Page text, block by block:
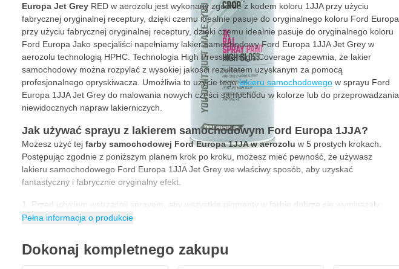
Europa Jet Grey RED w aerozolu jest wykonany zgodnie z kodem koloru 1JJA przy użyciu
fabrycznej oryginalnej receptury, dzięki czemu idealnie pasuje do oryginalnego koloru Ford Europa
przy użyciu fabrycznej oryginalnej receptury, dzięki czemu idealnie pasuje do oryginalnego koloru
Ford Europa Jako specjaliści napełniamy lakier samochodowy Ford Europa 1JJA Jet Grey w
aerozolu technologią HPHC. Technologia High Pressure High Coverage zapewnia, że lakier
samochodowy można rozpylać z wysokiej jakości rezultatem uzyskanym za pomocą
profesjonalnego opryskiwacza. Umożliwia to użycie tegolakieru samochodowego w sprayu Ford
Europa 1JJA Jet Grey do malowania nowych części samochodu w kolorze lub do przeprowadzania
niewidocznych napraw lakierniczych.
Jak używać sprayu z lakierem samochodowym Ford Europa 1JJA?
Możesz użyć tej farby samochodowej Ford Europa 1JJA w aerozolu w 5 prostych krokach.
Postępując zgodnie z poniższym planem krok po kroku, możesz mieć pewność, że używasz
lakieru samochodowego Ford Europa 1JJA Jet Grey we właściwy sposób, aby uzyskać
fantastyczny i fabrycznie oryginalny efekt.
Przed użyciem wstrząśnij sprayem, aby wszystkie pigmenty w farbie dobrze się wymieszały.
Zawsze najpierw spryskaj próbny element, aby sprawdzić kolor przed rozpoczęciem pracy.
mgiełkę.
Rozpylaj lakier równomiernie na powierzchni warstwami poprzecznymi, wykonując płynne ruchy.
Pełna informacja o produkcie
Dokonaj kompletnego zakupu